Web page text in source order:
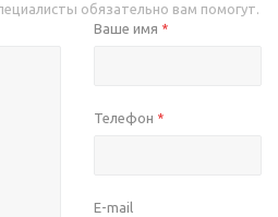
обязательно вам помогут.
Ваше имя *
Телефон *
E-mail